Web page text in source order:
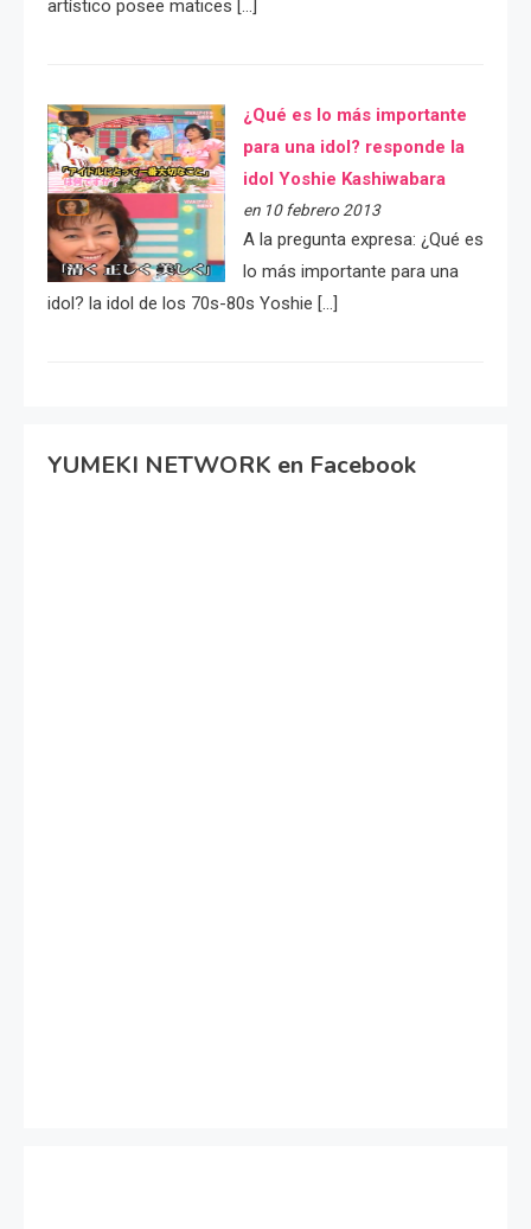
artístico posee matices […]
¿Qué es lo más importante
para una idol? responde la
idol Yoshie Kashiwabara
en 10 febrero 2013
A la pregunta expresa: ¿Qué es
lo más importante para una
idol? la idol de los 70s-80s Yoshie […]
YUMEKI NETWORK en Facebook